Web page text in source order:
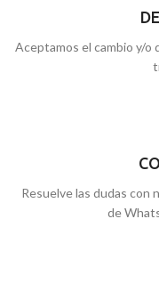
Aceptamos el cambio y/o
Resuelve las dudas con
de